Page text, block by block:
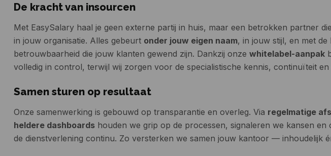
De kracht van insourcen
Met EasySalary haal je geen externe partij in huis, maar een betrokken partner
in jouw organisatie. Alles gebeurt onder jouw eigen naam, in jouw stijl, en met de
betrouwbaarheid die jouw klanten gewend zijn. Dankzij onze whitelabel-aanpak
volledig in control, terwijl wij zorgen voor de specialistische kennis, continuïteit en
Samen sturen op resultaat
Onze samenwerking is gebouwd op transparantie en overleg. Via regelmatige
heldere dashboardshouden we grip op de processen, signaleren we kansen en
de dienstverlening continu. Zo versterken we samen jouw kantoor — inhoudelijk